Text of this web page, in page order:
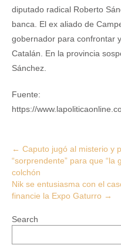
diputado radical Roberto
banca. El ex aliado de
gobernador para confrontar
Catalán. En la provincia
Sánchez.
Fuente:
https://
Post
navigation
← Caputo jugó al misterio y
“sorprendente” para que “la
colchón
Nik se entusiasma con el
financie la Expo Gaturro →
Search